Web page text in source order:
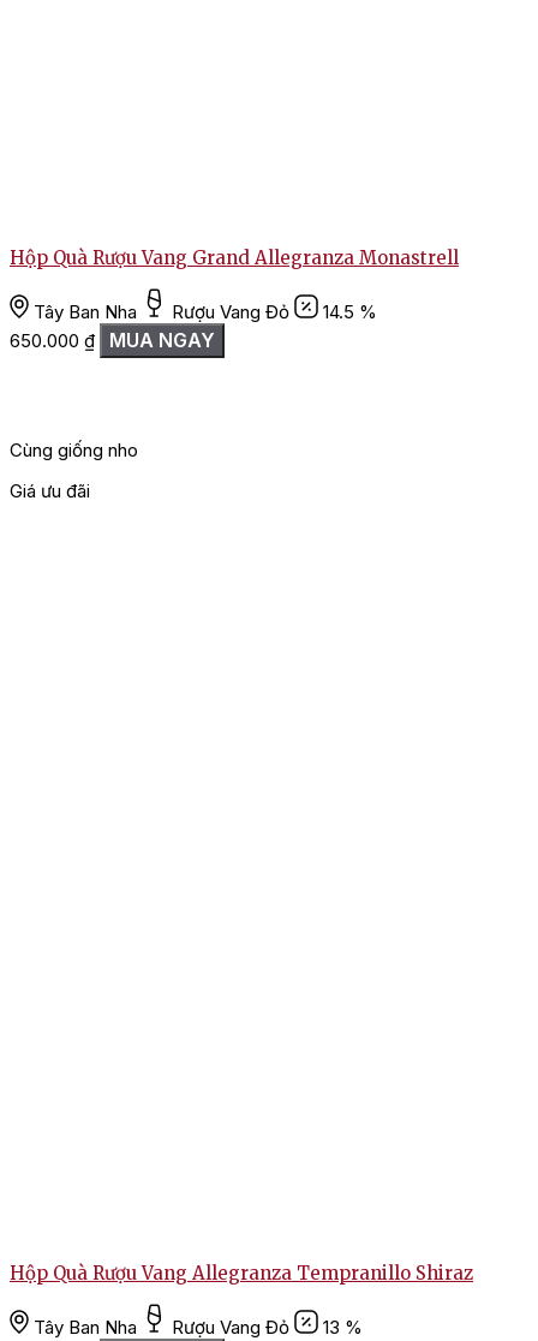
Hộp Quà Rượu Vang Grand Allegranza Monastrell
Tây Ban Nha Rượu Vang Đỏ
14.5 %
650.000 ₫ MUA NGAY
Cùng giống nho
Giá ưu đãi
Hộp Quà Rượu Vang Allegranza Tempranillo Shiraz
Tây Ban Nha Rượu Vang Đỏ
13 %